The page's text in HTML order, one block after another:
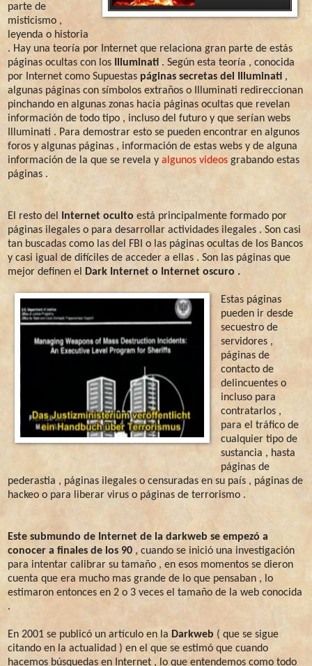
parte de
misticismo ,
leyenda o historia
. Hay una teoría por Internet que relaciona gran parte de estás
páginas ocultas con los Illuminati . Según esta teoría , conocida
por Internet como Supuestas páginas secretas del Illuminati ,
algunas páginas con símbolos extraños o Illuminati redireccionan
pinchando en algunas zonas hacia páginas ocultas que revelan
información de todo tipo , incluso del futuro y que serían webs
Illuminati . Para demostrar esto se pueden encontrar en algunos
foros y algunas páginas , información de estas webs y de alguna
información de la que se revela y algunos videos grabando estas
páginas .
El resto del Internet oculto está principalmente formado por
páginas ilegales o para desarrollar actividades ilegales . Son casi
tan buscadas como las del FBI o las páginas ocultas de los Bancos
y casi igual de difíciles de acceder a ellas . Son las páginas que
mejor definen el
Dark Internet o Internet oscuro .
Estas páginas
pueden ir desde
secuestro de
servidores ,
páginas de
contacto de
delincuentes o
incluso para
contratarlos ,
para el tráfico de
cualquier tipo de
sustancia , hasta
páginas de
pederastia , páginas ilegales o censuradas en su país , páginas de
hackeo o para liberar virus o páginas de terrorismo .
Este submundo de Internet de la darkweb se empezó a
conocer a finales de los 90 , cuando se inició una investigación
para intentar calibrar su tamaño , en esos momentos se dieron
cuenta que era mucho mas grande de lo que pensaban , lo
estimaron entonces en 2 o 3 veces el tamaño de la web conocida
.
En 2001 se publicó un artículo en la Darkweb ( que se sigue
citando en la actualidad ) en el que se estimó que cuando
hacemos búsquedas en Internet , lo que entendemos como todo